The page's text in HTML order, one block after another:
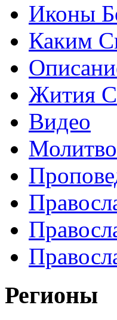
Иконы
Каким
Жития
Видео
Регионы